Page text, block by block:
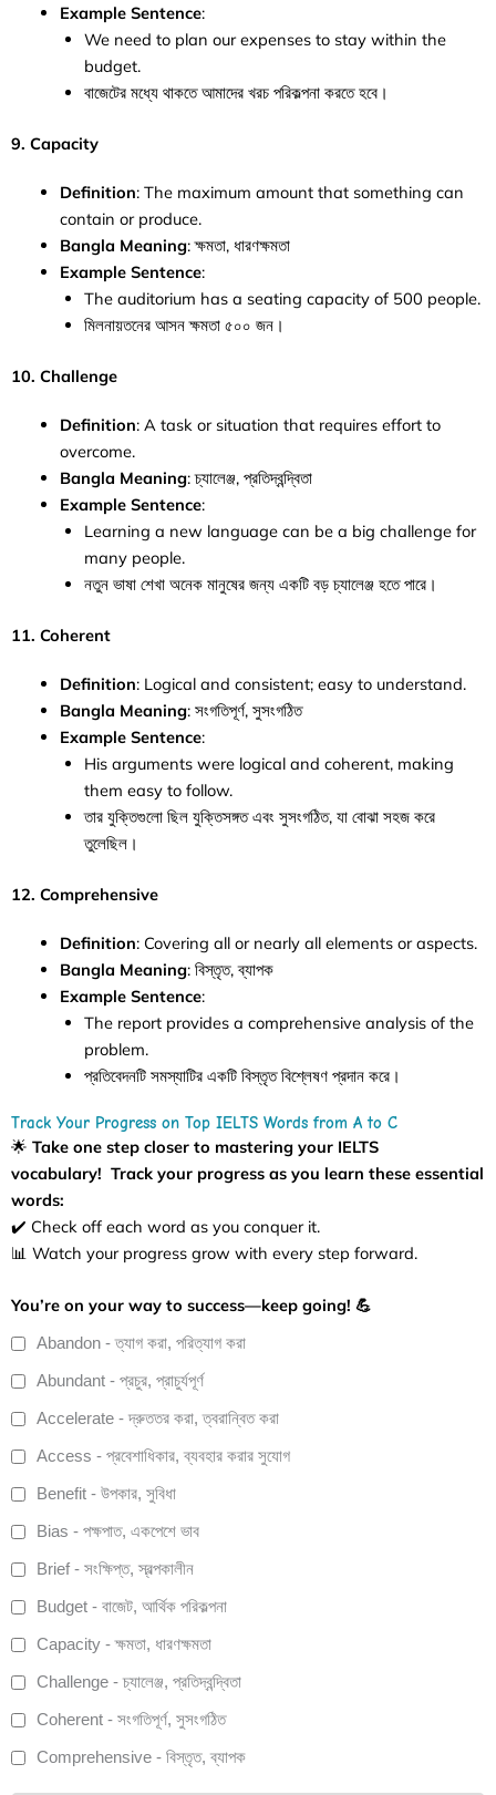
Example Sentence:
We need to plan our expenses to stay within the
budget.
বাজেটের মধ্যে থাকতে আমাদের খরচ পরিকল্পনা করতে হবে।
9. Capacity
Definition: The maximum amount that something can
contain or produce.
Bangla Meaning: ক্ষমতা, ধারণক্ষমতা
Example Sentence:
The auditorium has a seating capacity of 500 people.
মিলনায়তনের আসন ক্ষমতা ৫০০ জন।
10. Challenge
Definition: A task or situation that requires effort to
overcome.
Bangla Meaning: চ্যালেঞ্জ, প্রতিদ্বন্দ্বিতা
Example Sentence:
Learning a new language can be a big challenge for
many people.
নতুন ভাষা শেখা অনেক মানুষের জন্য একটি বড় চ্যালেঞ্জ হতে পারে।
11. Coherent
Definition: Logical and consistent; easy to understand.
Bangla Meaning: সংগতিপূর্ণ, সুসংগঠিত
Example Sentence:
His arguments were logical and coherent, making
them easy to follow.
তার যুক্তিগুলো ছিল যুক্তিসঙ্গত এবং সুসংগঠিত, যা বোঝা সহজ করে
তুলেছিল।
12. Comprehensive
Definition: Covering all or nearly all elements or aspects.
Bangla Meaning: বিস্তৃত, ব্যাপক
Example Sentence:
The report provides a comprehensive analysis of the
problem.
প্রতিবেদনটি সমস্যাটির একটি বিস্তৃত বিশ্লেষণ প্রদান করে।
Track Your Progress on Top IELTS Words from A to C
🌟 Take one step closer to mastering your IELTS
vocabulary! Track your progress as you learn these essential
words:
✔️ Check off each word as you conquer it.
📊 Watch your progress grow with every step forward.
You’re on your way to success—keep going! 💪
Abandon - ত্যাগ করা, পরিত্যাগ করা
Abundant - প্রচুর, প্রাচুর্যপূর্ণ
Accelerate - দ্রুততর করা, ত্বরান্বিত করা
Access - প্রবেশাধিকার, ব্যবহার করার সুযোগ
Benefit - উপকার, সুবিধা
Bias - পক্ষপাত, একপেশে ভাব
Brief - সংক্ষিপ্ত, স্বল্পকালীন
Budget - বাজেট, আর্থিক পরিকল্পনা
Capacity - ক্ষমতা, ধারণক্ষমতা
Challenge - চ্যালেঞ্জ, প্রতিদ্বন্দ্বিতা
Coherent - সংগতিপূর্ণ, সুসংগঠিত
Comprehensive - বিস্তৃত, ব্যাপক